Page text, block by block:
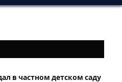
в частном детском саду